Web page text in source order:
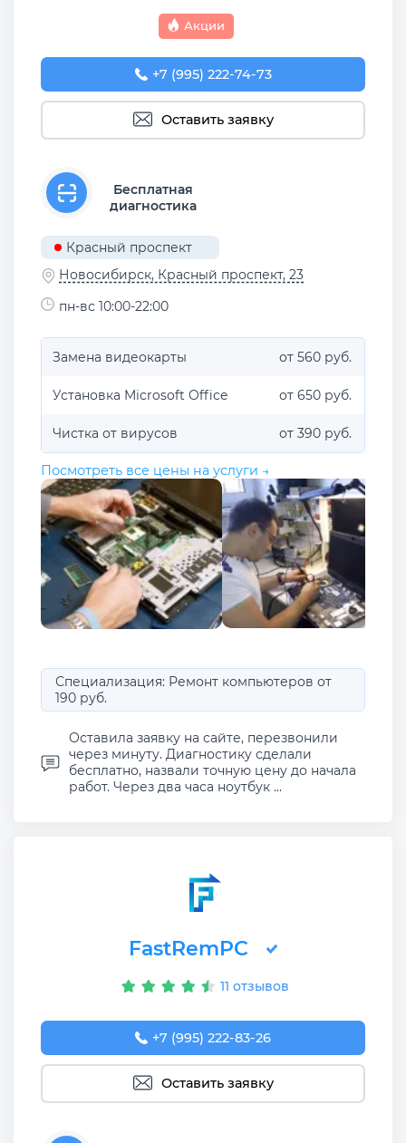
Акции
+7 (995) 222-74-73
Оставить заявку
Бесплатная
диагностика
Красный проспект
Новосибирск, Красный проспект, 23
пн-вс 10:00-22:00
Замена видеокарты от 560 руб.
Установка Microsoft Office от 650 руб.
Чистка от вирусов от 390 руб.
Посмотреть все цены на услуги →
Специализация: Ремонт компьютеров от
190 руб.
Оставила заявку на сайте, перезвонили
через минуту. Диагностику сделали
бесплатно, назвали точную цену до начала
работ. Через два часа ноутбук ...
FastRemPC
11 отзывов
+7 (995) 222-83-26
Оставить заявку